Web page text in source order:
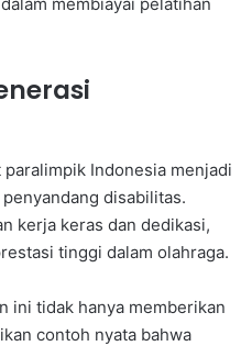
membiayai pelatihan
Indonesia menjadi
disabilitas.
kerja keras dan dedikasi,
tinggi dalam olahraga.
ini tidak hanya memberikan
contoh nyata bahwa